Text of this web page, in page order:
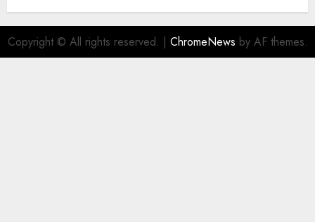
Copyright © All rights reserved. | ChromeNews by AF themes.